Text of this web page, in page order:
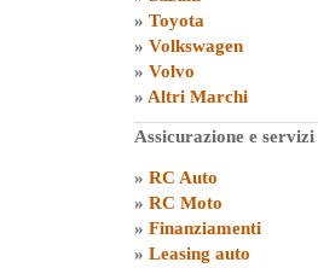
» Toyota
» Volkswagen
» Volvo
» Altri Marchi
Assicurazione e servizi
» RC Auto
» RC Moto
» Finanziamenti
» Leasing auto